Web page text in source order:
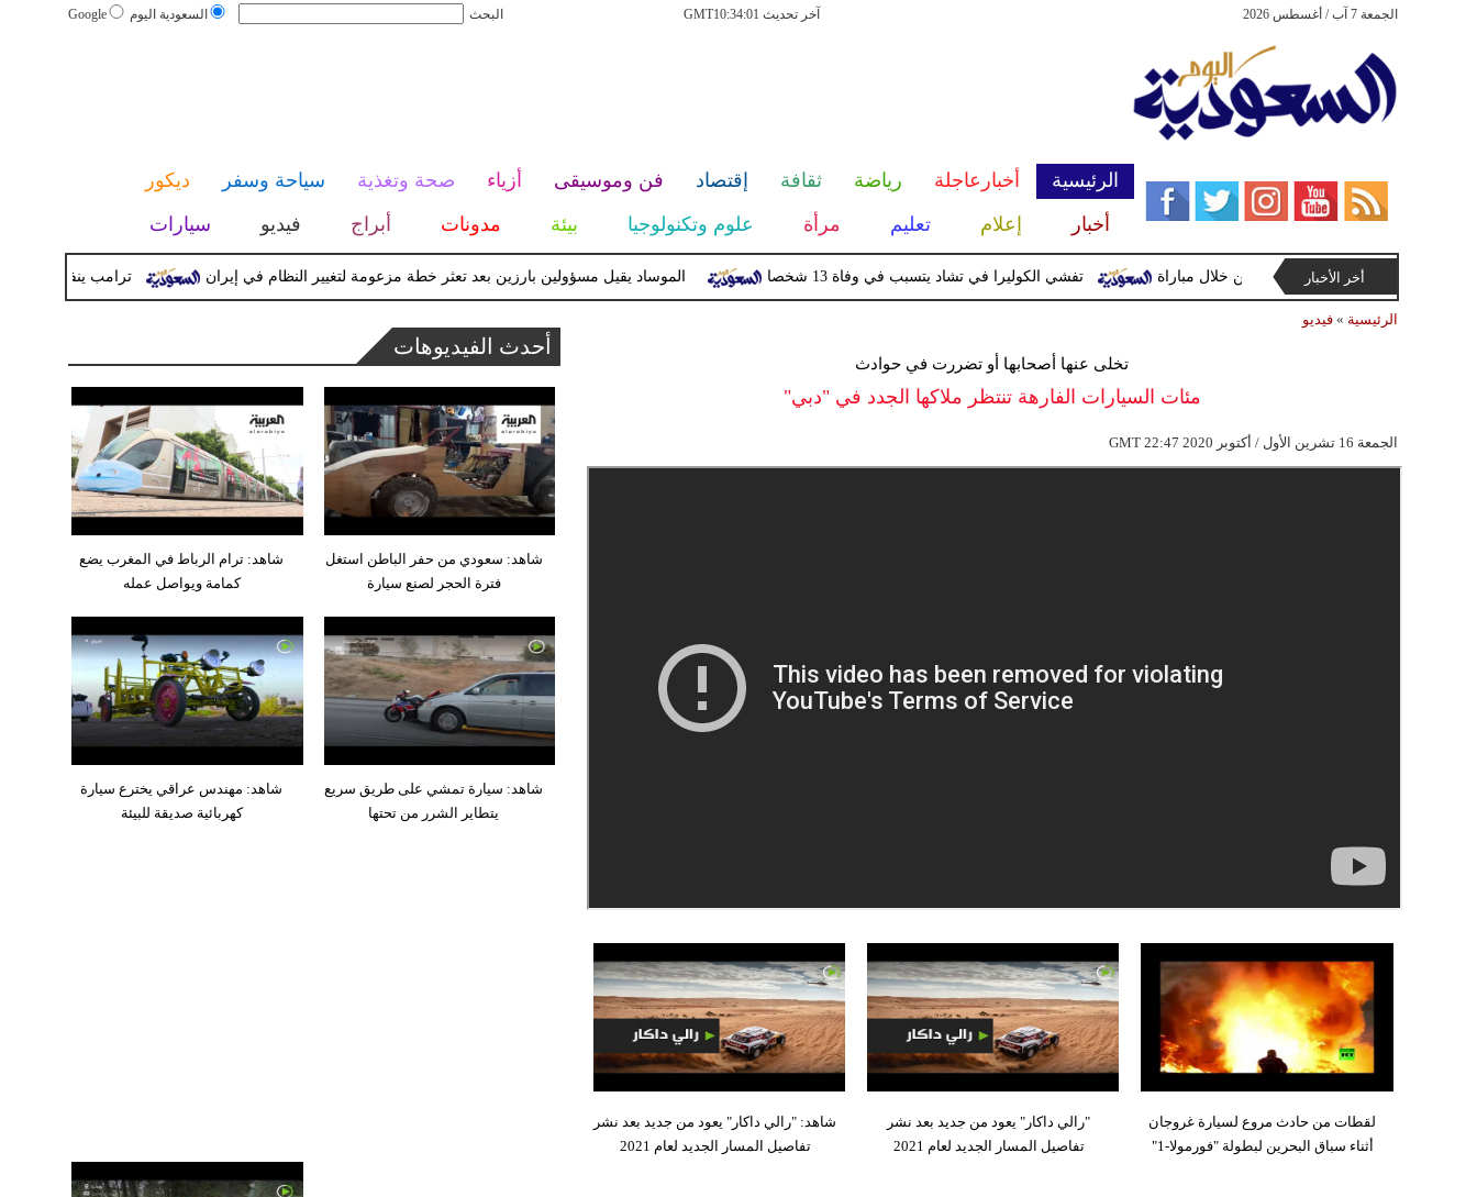
السعودية اليوم Google البحث آخر تحديث GMT10:34:01 الجمعة 7 آب / أغسطس 2026
الرئيسية أخبارعاجلة رياضة ثقافة إقتصاد فن وموسيقى أزياء صحة وتغذية سياحة وسفر
ديكور
أخبار
إعلام تعليم مرأة علوم وتكنولوجيا بيئة مدونات أبراج فيديو سيارات
ترامب ينفي تقريراً عن الموساد يقيل مسؤولين بارزين بعد تعثر خطة مزعومة لتغيير النظام في إيران تفشي الكوليرا في تشاد يتسبب في وفاة 13 شخصا تايلانديا وتصيب 12 آخرين خلال مباراة
أخر الأخبار
الرئيسية »فيديو
تخلى عنها أصحابها أو تضررت في حوادث
مئات السيارات الفارهة تنتظر ملاكها الجدد في "دبي"
GMT 22:47 2020 الجمعة 16 تشرين الأول / أكتوبر
لقطات من حادث مروع لسيارة غروجان
أثناء سباق البحرين لبطولة "فورمولا-1"
"رالي داكار" يعود من جديد بعد نشر
تفاصيل المسار الجديد لعام 2021
شاهد: "رالي داكار" يعود من جديد بعد نشر
تفاصيل المسار الجديد لعام 2021
أحدث الفيديوهات
شاهد: ترام الرباط في المغرب يضع
كمامة ويواصل عمله
شاهد: سعودي من حفر الباطن استغل
فترة الحجر لصنع سيارة
شاهد: مهندس عراقي يخترع سيارة
كهربائية صديقة للبيئة
شاهد: سيارة تمشي على طريق سريع
يتطاير الشرر من تحتها